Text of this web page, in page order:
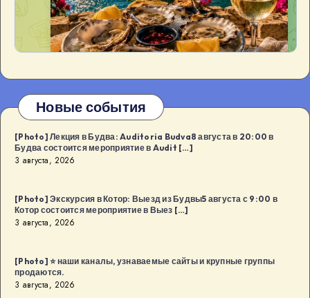
Новые события
[Photo] Лекция в Будва: Auditoria Budva8 августа в 20:00 в
Будва состоится мероприятие в Audit […]
3 августа, 2026
[Photo] Экскурсия в Котор: Выезд из Будвы5 августа с 9:00 в
Котор состоится мероприятие в Выез […]
3 августа, 2026
[Photo] ⭐️ наши каналы, узнаваемые сайты и крупные группы
продаются.
3 августа, 2026